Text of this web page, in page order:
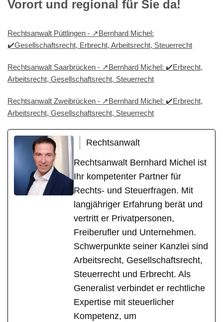
Vorort und regional für Sie da!
Rechtsanwalt Püttlingen - ↗️Bernhard Michel:
✔️Gesellschaftsrecht, Erbrecht, Arbeitsrecht, Steuerrecht
Rechtsanwalt Saarbrücken - ↗️Bernhard Michel: ✔️Erbrecht,
Arbeitsrecht, Gesellschaftsrecht, Steuerrecht
Rechtsanwalt Zweibrücken - ↗️Bernhard Michel: ✔️Erbrecht,
Arbeitsrecht, Gesellschaftsrecht, Steuerrecht
Rechtsanwalt
Rechtsanwalt Bernhard Michel ist
Ihr kompetenter Partner für
Rechts- und Steuerfragen. Mit
langjähriger Erfahrung berät und
vertritt er Privatpersonen,
Freiberufler und Unternehmen.
Schwerpunkte seiner Kanzlei sind
Arbeitsrecht, Gesellschaftsrecht,
Steuerrecht und Erbrecht. Als
Generalist verbindet er rechtliche
Expertise mit steuerlicher
Kompetenz, um